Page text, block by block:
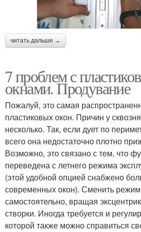
читать дальше →
7 проблем с
окнами. Продувание
Пожалуй, это самая
пластиковых окон. Причин у
несколько. Так, если дует по
всего она недостаточно плотно
Возможно, это связано с тем, что
переведена с летнего режима
(этой удобной опцией снабжено
современных окон). Сменить
самостоятельно, вращая
створки. Иногда требуется и
которой также можно справиться